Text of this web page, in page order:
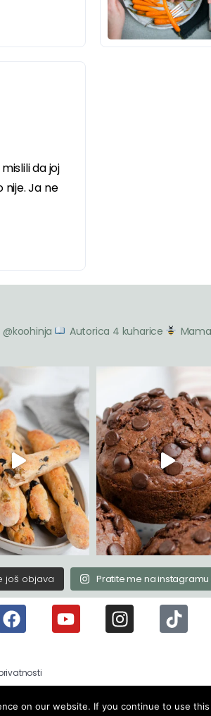
da joj
Ja ne
Autorica 4 kuharice
još objava Pratite me na instagramu
on our website. If you continue to use